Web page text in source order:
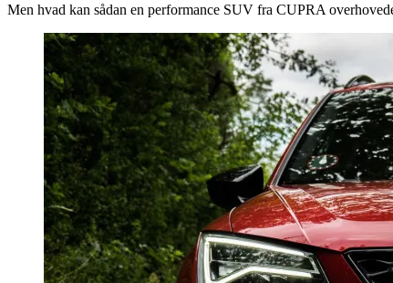
Men hvad kan sådan en performance SUV fra CUPRA